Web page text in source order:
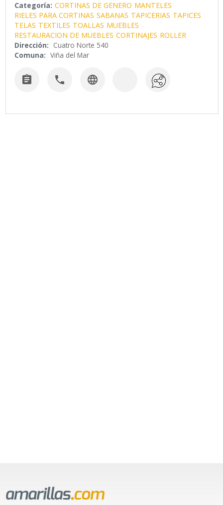
Categoría: CORTINAS DE GENERO MANTELES
RIELES PARA CORTINAS SABANAS TAPICERIAS TAPICES
TELAS TEXTILES TOALLAS MUEBLES
RESTAURACION DE MUEBLES CORTINAJES ROLLER
Dirección: Cuatro Norte 540
Comuna: Viña del Mar
  